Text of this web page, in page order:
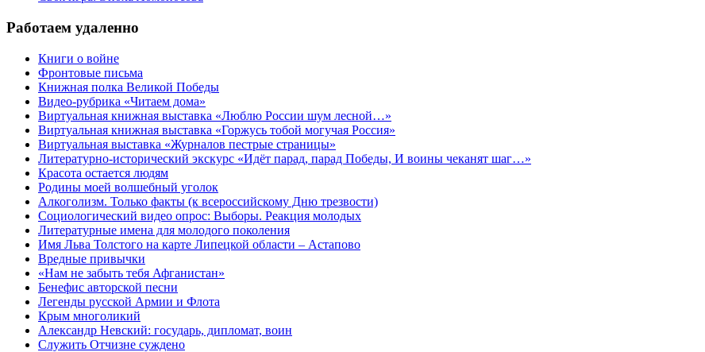
Работаем удаленно
Книги о войне
Фронтовые письма
Книжная полка Великой Победы
Видео-рубрика «Читаем дома»
Виртуальная книжная выставка «Люблю России шум лесной…»
Виртуальная книжная выставка «Горжусь тобой могучая Россия»
Виртуальная выставка «Журналов пестрые страницы»
Литературно-исторический экскурс «Идёт парад, парад Победы, И воины чеканят шаг…»
Красота остается людям
Родины моей волшебный уголок
Алкоголизм. Только факты (к всероссийскому Дню трезвости)
Социологический видео опрос: Выборы. Реакция молодых
Литературные имена для молодого поколения
Имя Льва Толстого на карте Липецкой области – Астапово
Вредные привычки
«Нам не забыть тебя Афганистан»
Бенефис авторской песни
Легенды русской Армии и Флота
Крым многоликий
Александр Невский: государь, дипломат, воин
Служить Отчизне суждено